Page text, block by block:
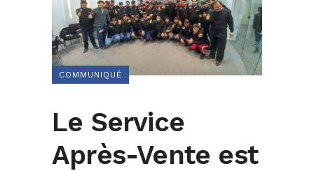
COMMUNIQUÉ
Le Service
Après-Vente est